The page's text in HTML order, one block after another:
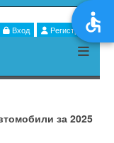
Вход Регистрация
за 2025